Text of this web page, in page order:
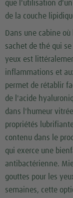
que l'utilisation
de la couche
Dans une cabine
sachet de thé qui
yeux est
inflammations et
permet de rétablir
de l'acide
dans l'humeur
propriétés
contenu dans le
qui exerce une
antibactérienne.
gouttes pour les
semaines, cette